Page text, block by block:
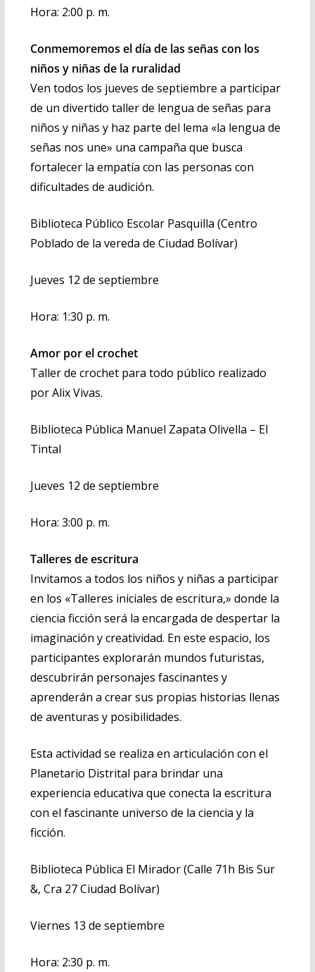
Hora: 2:00 p. m.
Conmemoremos el día de las señas con los
niños y niñas de la ruralidad
Ven todos los jueves de septiembre a participar
de un divertido taller de lengua de señas para
niños y niñas y haz parte del lema «la lengua de
señas nos une» una campaña que busca
fortalecer la empatía con las personas con
dificultades de audición.
Biblioteca Público Escolar Pasquilla (Centro
Poblado de la vereda de Ciudad Bolívar)
Jueves 12 de septiembre
Hora: 1:30 p. m.
Amor por el crochet
Taller de crochet para todo público realizado
por Alix Vivas.
Biblioteca Pública Manuel Zapata Olivella – El
Tintal
Jueves 12 de septiembre
Hora: 3:00 p. m.
Talleres de escritura
Invitamos a todos los niños y niñas a participar
en los «Talleres iniciales de escritura,» donde la
ciencia ficción será la encargada de despertar la
imaginación y creatividad. En este espacio, los
participantes explorarán mundos futuristas,
descubrirán personajes fascinantes y
aprenderán a crear sus propias historias llenas
de aventuras y posibilidades.
Esta actividad se realiza en articulación con el
Planetario Distrital para brindar una
experiencia educativa que conecta la escritura
con el fascinante universo de la ciencia y la
ficción.
Biblioteca Pública El Mirador (Calle 71h Bis Sur
&, Cra 27 Ciudad Bolívar)
Viernes 13 de septiembre
Hora: 2:30 p. m.